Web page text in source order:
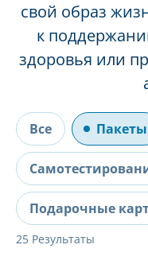
свой образ
к
здоровья или
Все Пакеты
Подарочные
25 Результаты